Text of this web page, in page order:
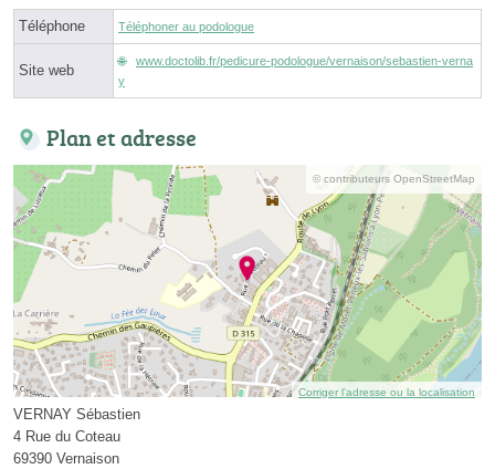
Téléphone Téléphoner au podologue
Site web
www.doctolib.fr/pedicure-podologue/vernaison/sebastien-verna
y
Plan et adresse
© contributeurs OpenStreetMap
Corriger l’adresse ou la localisation
VERNAY Sébastien
4 Rue du Coteau
69390 Vernaison